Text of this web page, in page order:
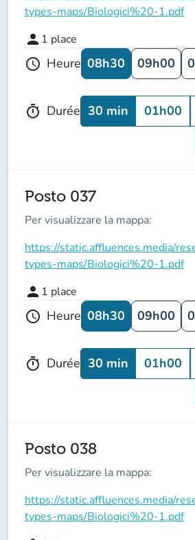
types-maps/Biologici%20-1.pdf
person 1 place
schedule Heure 08h30 09h00
timer Durée 30 min 01h00
Posto 037
Per visualizzare la mappa:
https://static.affluences.media/
types-maps/Biologici%20-1.pdf
person 1 place
schedule Heure 08h30 09h00
timer Durée 30 min 01h00
Posto 038
Per visualizzare la mappa:
https://static.affluences.media/
types-maps/Biologici%20-1.pdf